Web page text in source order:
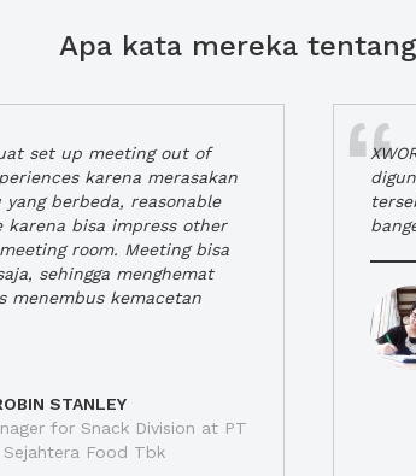
Apa kata mereka tentang
set up meeting out of
karena merasakan
berbeda, reasonable
karena bisa impress other
room. Meeting bisa
sehingga menghemat
menembus kemacetan
STANLEY
for Snack Division at PT
Sejahtera Food Tbk